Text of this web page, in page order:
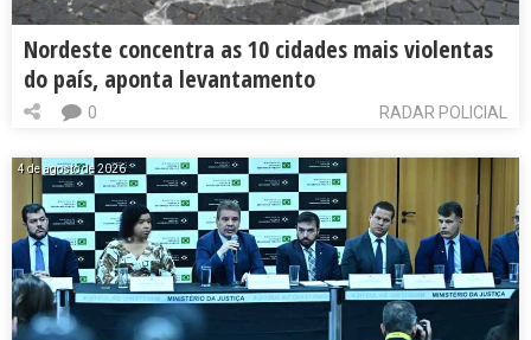
Nordeste concentra as 10 cidades mais violentas
do país, aponta levantamento
RADAR POLICIAL
0
4 de agosto de 2026